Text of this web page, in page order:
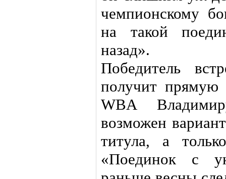
чемпионскому
на такой
назад».
Победитель
получит прямую
WBA
возможен
титула, а
«Поединок с